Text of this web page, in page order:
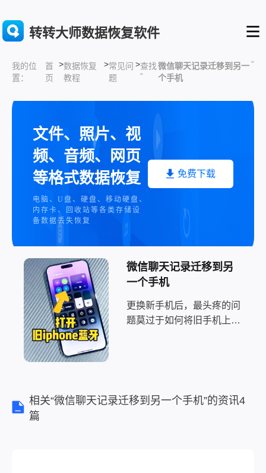
转转大师数据恢复软件
我的位
置：
首
页
>数据恢复
教程
>常见问
题
>查找
“
微信聊天记录迁移到另一
个手机
”
文件、照片、视
频、音频、网页
等格式数据恢复
电脑、U盘、硬盘、移动硬盘、
内存卡、回收站等各类存储设
备数据丢失恢复
免费下载
微信聊天记录迁移到另
一个手机
更换新手机后，最头疼的问
题莫过于如何将旧手机上的
法，助你轻松完成新旧手机
相关“微信聊天记录迁移到另一个手机”的资讯4
篇